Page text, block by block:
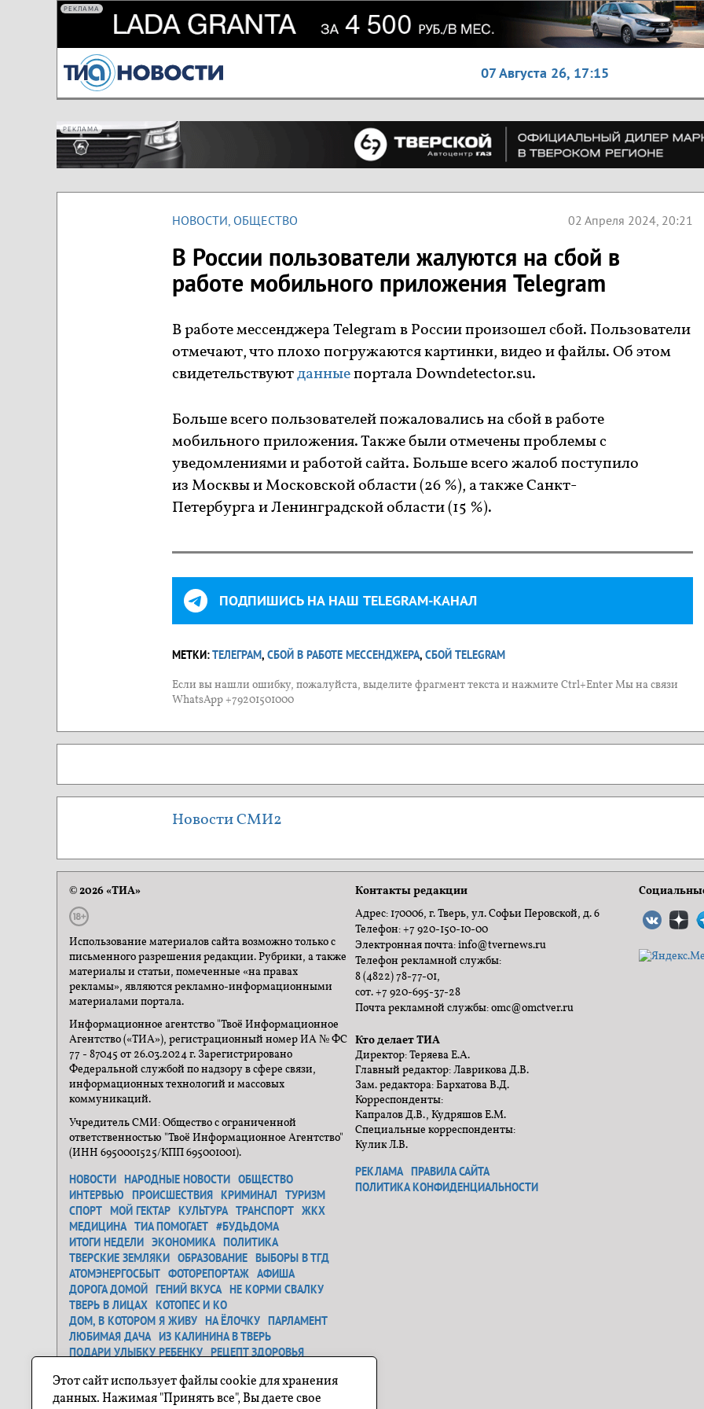
РЕКЛАМА
07 Августа 26, 17:15
РЕКЛАМА
НОВОСТИ, ОБЩЕСТВО 02 Апреля 2024, 20:21
В России пользователи жалуются на сбой в
работе мобильного приложения Telegram
В работе мессенджера Telegram в России произошел сбой. Пользователи
отмечают, что плохо погружаются картинки, видео и файлы. Об этом
свидетельствуютданныепортала Downdetector.su.
Больше всего пользователей пожаловались на сбой в работе
мобильного приложения. Также были отмечены проблемы с
уведомлениями и работой сайта. Больше всего жалоб поступило
из Москвы и Московской области (26 %), а также Санкт-
Петербурга и Ленинградской области (15 %).
ПОДПИШИСЬ НА НАШ TELEGRAM-КАНАЛ
МЕТКИ:ТЕЛЕГРАМ, СБОЙ В РАБОТЕ МЕССЕНДЖЕРА, СБОЙ TELEGRAM
Если вы нашли ошибку, пожалуйста, выделите фрагмент текста и нажмите Ctrl+Enter Мы на связи
WhatsApp +79201501000
Новости СМИ2
© 2026 «ТИА»
Использование материалов сайта возможно только с
письменного разрешения редакции. Рубрики, а также
материалы и статьи, помеченные «на правах
рекламы», являются рекламно-информационными
материалами портала.
Информационное агентство "Твоё Информационное
Агентство («ТИА»), регистрационный номер ИА № ФС
77 - 87045 от 26.03.2024 г. Зарегистрировано
Федеральной службой по надзору в сфере связи,
информационных технологий и массовых
коммуникаций.
Учредитель СМИ: Общество с ограниченной
ответственностью "Твоё Информационное Агентство"
(ИНН 6950001525/КПП 695001001).
НОВОСТИ НАРОДНЫЕ НОВОСТИ ОБЩЕСТВО
ИНТЕРВЬЮ
ПРОИСШЕСТВИЯ КРИМИНАЛ
ТУРИЗМ
СПОРТ МОЙ ГЕКТАР КУЛЬТУРА ТРАНСПОРТ ЖКХ
МЕДИЦИНА ТИА ПОМОГАЕТ #БУДЬДОМА
ИТОГИ НЕДЕЛИ ЭКОНОМИКА ПОЛИТИКА
ТВЕРСКИЕ ЗЕМЛЯКИ ОБРАЗОВАНИЕ ВЫБОРЫ В ТГД
АТОМЭНЕРГОСБЫТ ФОТОРЕПОРТАЖ АФИША
ДОРОГА ДОМОЙ ГЕНИЙ ВКУСА НЕ КОРМИ СВАЛКУ
ТВЕРЬ В ЛИЦАХ КОТОПЕС И КО
ДОМ, В КОТОРОМ Я ЖИВУ НА ЁЛОЧКУ ПАРЛАМЕНТ
ЛЮБИМАЯ ДАЧА ИЗ КАЛИНИНА В ТВЕРЬ
ПОДАРИ УЛЫБКУ РЕБЕНКУ РЕЦЕПТ ЗДОРОВЬЯ
САМОЕ ТРОГАТЕЛЬНОЕ ФОТО ГЕНЕРАЛЬНАЯ УБОРКА
Я ЛЮБЛЮ ТВЕРЬ О ГЕРОЯХ БЫЛЫХ ВРЕМЕН
Контакты редакции
Адрес: 170006, г. Тверь, ул. Софьи Перовской, д. 6
Телефон: +7 920-150-10-00
Электронная почта: info@tvernews.ru
Телефон рекламной службы:
8 (4822) 78-77-01,
сот. +7 920-695-37-28
Почта рекламной службы: omc@omctver.ru
Кто делает ТИА
Директор: Теряева Е.А.
Главный редактор: Лаврикова Д.В.
Зам. редактора: Бархатова В.Д.
Корреспонденты:
Капралов Д.В., Кудряшов Е.М.
Специальные корреспонденты:
Кулик Л.В.
РЕКЛАМА ПРАВИЛА САЙТА
ПОЛИТИКА КОНФИДЕНЦИАЛЬНОСТИ
Этот сайт использует файлы cookie для хранения
данных. Нажимая "Принять все", Вы даете свое